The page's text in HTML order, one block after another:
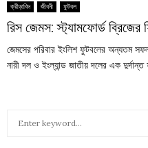
ক্রীড়াবিদ জীবনী ফুটবল
রিস জেমস: স্ট্যামফোর্ড ব্রিজের
জেমসের পরিবার ইংলিশ ফুটবলের অন্যতম
নারী দল ও ইংল্যান্ড জাতীয় দলের এক